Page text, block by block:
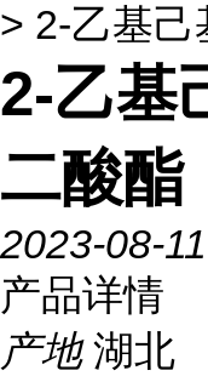
> 2-乙基
2-乙基
二酸酯
2023-08-11
产品详情
产地 湖北